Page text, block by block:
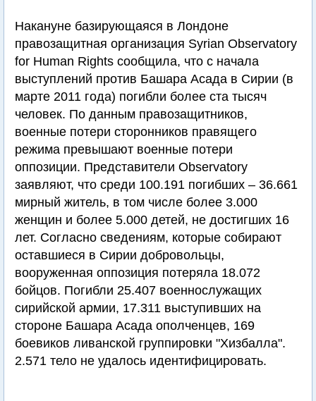
Накануне базирующаяся в Лондоне
правозащитная организация Syrian Observatory
for Human Rights сообщила, что с начала
выступлений против Башара Асада в Сирии (в
марте 2011 года) погибли более ста тысяч
человек. По данным правозащитников,
военные потери сторонников правящего
режима превышают военные потери
оппозиции. Представители Observatory
заявляют, что среди 100.191 погибших – 36.661
мирный житель, в том числе более 3.000
женщин и более 5.000 детей, не достигших 16
лет. Согласно сведениям, которые собирают
оставшиеся в Сирии добровольцы,
вооруженная оппозиция потеряла 18.072
бойцов. Погибли 25.407 военнослужащих
сирийской армии, 17.311 выступивших на
стороне Башара Асада ополченцев, 169
боевиков ливанской группировки "Хизбалла".
2.571 тело не удалось идентифицировать.